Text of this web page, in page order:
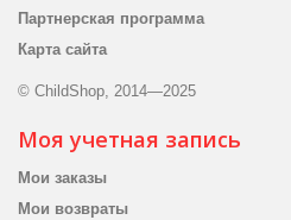
Партнерская программа
Карта сайта
© ChildShop, 2014—2025
Моя учетная запись
Мои заказы
Мои возвраты